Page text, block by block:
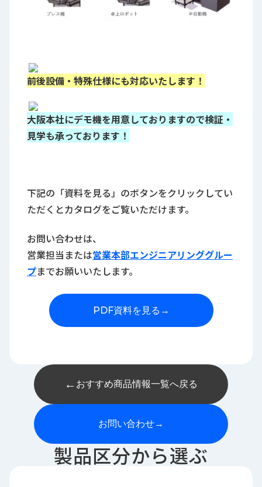
前後設備・特殊仕様にも対応いたします！
大阪本社にデモ機を用意しておりますので検証・
見学も承っております！
下記の「資料を見る」のボタンをクリックしてい
ただくとカタログをご覧いただけます。
お問い合わせは、
営業担当または営業本部エンジニアリンググルー
プまでお願いいたします。
PDF資料を見る →
← おすすめ商品情報一覧へ戻る
お問い合わせ→
製品区分から選ぶ